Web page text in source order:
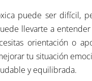
puede ser difícil,
llevarte a
orientación o
tu situación
y equilibrada.